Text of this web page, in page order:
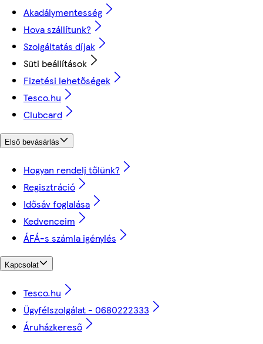
Akadálymentesség
Hova szállítunk?
Szolgáltatás díjak
Süti beállítások
Fizetési lehetőségek
Tesco.hu
Clubcard
Első bevásárlás
Hogyan rendelj tőlünk?
Regisztráció
Idősáv foglalása
Kedvenceim
ÁFÁ-s számla igénylés
Kapcsolat
Tesco.hu
Ügyfélszolgálat - 0680222333
Áruházkereső